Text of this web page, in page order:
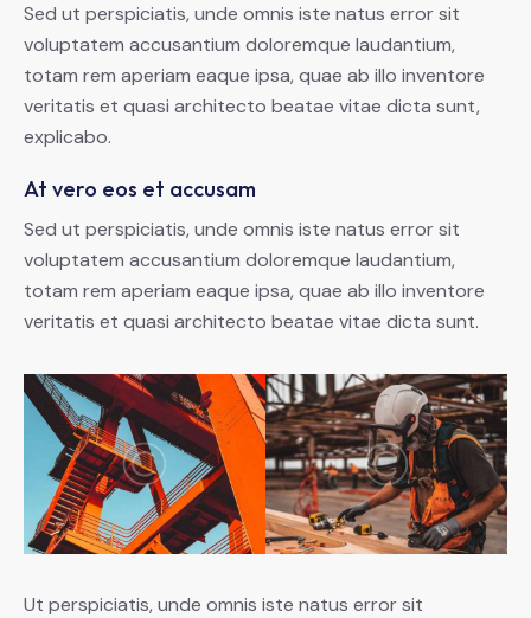
Sed ut perspiciatis, unde omnis iste natus error sit
voluptatem accusantium doloremque laudantium,
totam rem aperiam eaque ipsa, quae ab illo inventore
veritatis et quasi architecto beatae vitae dicta sunt,
explicabo.
At vero eos et accusam
Sed ut perspiciatis, unde omnis iste natus error sit
voluptatem accusantium doloremque laudantium,
totam rem aperiam eaque ipsa, quae ab illo inventore
veritatis et quasi architecto beatae vitae dicta sunt.
Ut perspiciatis, unde omnis iste natus error sit